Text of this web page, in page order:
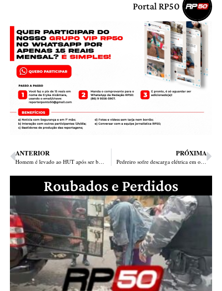
Portal RP50
ANTERIOR
Homem é levado ao HUT após ser baleado por criminosos na Piçarreira
PRÓXIMA
Pedreiro sofre descarga elétrica em obra e morre no bairro Real Copagre
Roubados e Perdidos